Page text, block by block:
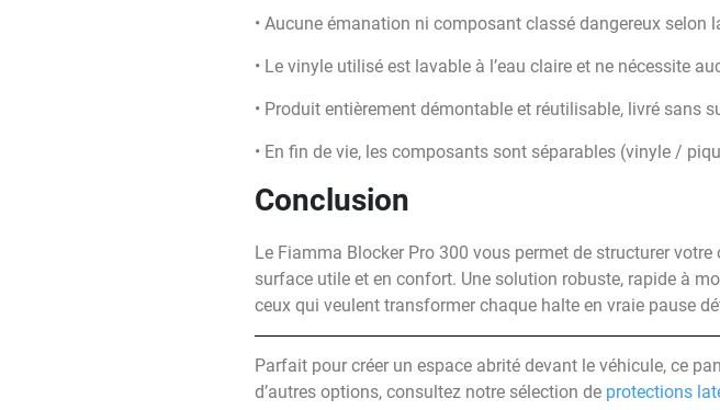
• Aucune émanation ni composant classé dangereux selon
• Le vinyle utilisé est lavable à l’eau claire et ne nécessite
• Produit entièrement démontable et réutilisable, livré sans
• En fin de vie, les composants sont séparables (vinyle /
Conclusion
Le Fiamma Blocker Pro 300 vous permet de structurer
surface utile et en confort. Une solution robuste, rapide à
ceux qui veulent transformer chaque halte en vraie pause
Parfait pour créer un espace abrité devant le véhicule, ce
d’autres options, consultez notre sélection de protections